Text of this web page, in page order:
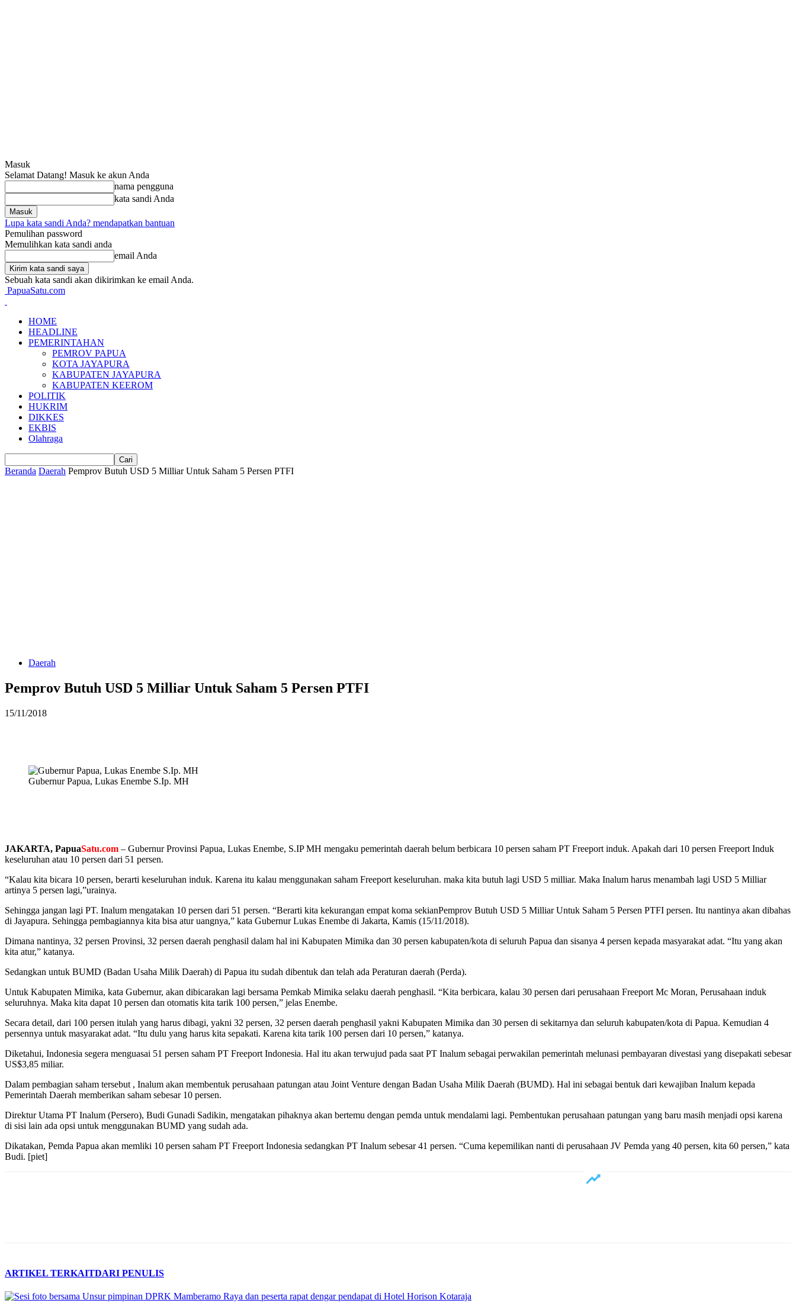
Masuk
Selamat Datang! Masuk ke akun Anda
nama pengguna
kata sandi Anda
Lupa kata sandi Anda? mendapatkan bantuan
Pemulihan password
Memulihkan kata sandi anda
email Anda
Sebuah kata sandi akan dikirimkan ke email Anda.
PapuaSatu.com
HOME
HEADLINE
PEMERINTAHAN
PEMROV PAPUA
KOTA JAYAPURA
KABUPATEN JAYAPURA
KABUPATEN KEEROM
POLITIK
HUKRIM
DIKKES
EKBIS
Olahraga
Beranda Daerah Pemprov Butuh USD 5 Milliar Untuk Saham 5 Persen PTFI
Daerah
Pemprov Butuh USD 5 Milliar Untuk Saham 5 Persen PTFI
15/11/2018
Gubernur Papua, Lukas Enembe S.Ip. MH
JAKARTA, PapuaSatu.com – Gubernur Provinsi Papua, Lukas Enembe, S.IP MH mengaku pemerintah daerah belum berbicara 10 persen saham PT Freeport induk. Apakah dari 10 persen Freeport Induk
keseluruhan atau 10 persen dari 51 persen.
“Kalau kita bicara 10 persen, berarti keseluruhan induk. Karena itu kalau menggunakan saham Freeport keseluruhan. maka kita butuh lagi USD 5 milliar. Maka Inalum harus menambah lagi USD 5 Milliar
artinya 5 persen lagi,”urainya.
Sehingga jangan lagi PT. Inalum mengatakan 10 persen dari 51 persen. “Berarti kita kekurangan empat koma sekianPemprov Butuh USD 5 Milliar Untuk Saham 5 Persen PTFI persen. Itu nantinya akan dibahas
di Jayapura. Sehingga pembagiannya kita bisa atur uangnya,” kata Gubernur Lukas Enembe di Jakarta, Kamis (15/11/2018).
Dimana nantinya, 32 persen Provinsi, 32 persen daerah penghasil dalam hal ini Kabupaten Mimika dan 30 persen kabupaten/kota di seluruh Papua dan sisanya 4 persen kepada masyarakat adat. “Itu yang akan
kita atur,” katanya.
Sedangkan untuk BUMD (Badan Usaha Milik Daerah) di Papua itu sudah dibentuk dan telah ada Peraturan daerah (Perda).
Untuk Kabupaten Mimika, kata Gubernur, akan dibicarakan lagi bersama Pemkab Mimika selaku daerah penghasil. “Kita berbicara, kalau 30 persen dari perusahaan Freeport Mc Moran, Perusahaan induk
seluruhnya. Maka kita dapat 10 persen dan otomatis kita tarik 100 persen,” jelas Enembe.
Secara detail, dari 100 persen itulah yang harus dibagi, yakni 32 persen, 32 persen daerah penghasil yakni Kabupaten Mimika dan 30 persen di sekitarnya dan seluruh kabupaten/kota di Papua. Kemudian 4
persennya untuk masyarakat adat. “Itu dulu yang harus kita sepakati. Karena kita tarik 100 persen dari 10 persen,” katanya.
Diketahui, Indonesia segera menguasai 51 persen saham PT Freeport Indonesia. Hal itu akan terwujud pada saat PT Inalum sebagai perwakilan pemerintah melunasi pembayaran divestasi yang disepakati sebesar
US$3,85 miliar.
Dalam pembagian saham tersebut , Inalum akan membentuk perusahaan patungan atau Joint Venture dengan Badan Usaha Milik Daerah (BUMD). Hal ini sebagai bentuk dari kewajiban Inalum kepada
Pemerintah Daerah memberikan saham sebesar 10 persen.
Direktur Utama PT Inalum (Persero), Budi Gunadi Sadikin, mengatakan pihaknya akan bertemu dengan pemda untuk mendalami lagi. Pembentukan perusahaan patungan yang baru masih menjadi opsi karena
di sisi lain ada opsi untuk menggunakan BUMD yang sudah ada.
Dikatakan, Pemda Papua akan memliki 10 persen saham PT Freeport Indonesia sedangkan PT Inalum sebesar 41 persen. “Cuma kepemilikan nanti di perusahaan JV Pemda yang 40 persen, kita 60 persen,” kata
Budi. [piet]
ARTIKEL TERKAITDARI PENULIS